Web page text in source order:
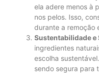
ela adere menos à
nos pelos. Isso,
durante a remoção
Sustentabilidade e
ingredientes
escolha
sendo segura para